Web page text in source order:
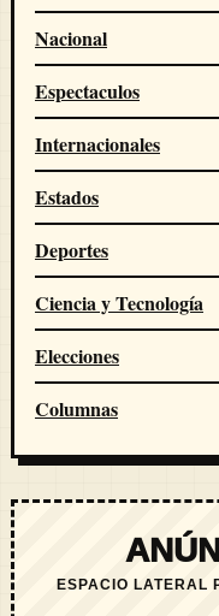
Nacional
Espectaculos
Internacionales
Estados
Deportes
Ciencia y Tecnología
Elecciones
Columnas
ESPACIO LATERAL